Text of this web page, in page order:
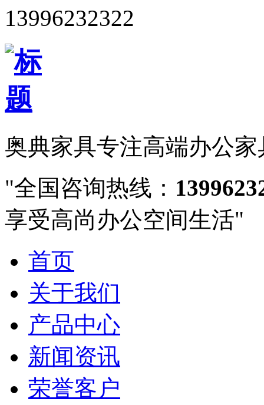
13996232322
奥典家具专注高端办公
全国咨询热线：
享受高尚办公空间生活
首页
关于我们
产品中心
新闻资讯
荣誉客户